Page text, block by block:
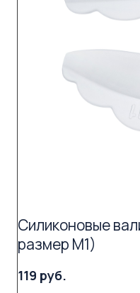
Силиконовые
размер M1)
119 руб.